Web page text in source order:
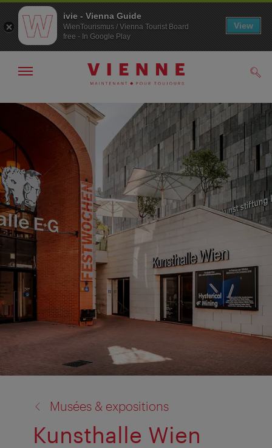
Navigation
Contenu
Afficher
la
navigation
Musées & expositions
Kunsthalle Wien
ivie - Vienna Guide
WienTourismus / Vienna Tourist Board
free - In Google Play
View